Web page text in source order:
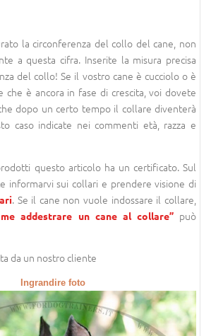
la circonferenza del collo del cane, non
a questa cifra. Inserite la misura precisa
del collo! Se il vostro cane è cucciolo o è
che è ancora in fase di crescita, voi dovete
dopo un certo tempo il collare diventerà
caso indicate nei commenti età, razza e
questo articolo ha un certificato. Sul
informarvi sui collari e prendere visione di
. Se il cane non vuole indossare il collare,
addestrare un cane al collare”può
da un nostro cliente
Ingrandire foto